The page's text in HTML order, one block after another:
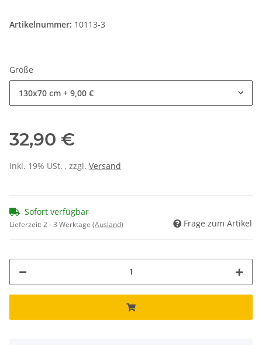
Artikelnummer: 10113-3
Größe
130x70 cm + 9,00 €
32,90 €
inkl. 19% USt. , zzgl. Versand
Sofort verfügbar
Lieferzeit:2 - 3 Werktage (Ausland) Frage zum Artikel